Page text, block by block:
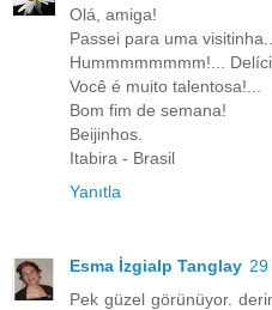
Olá, amiga!
Passei para uma visitinha...
Hummmmmmmm!...
Você é muito talentosa!...
Bom fim de semana!
Beijinhos.
Itabira - Brasil
Yanıtla
Esma İzgialp Tanglay
Pek güzel görünüyor.